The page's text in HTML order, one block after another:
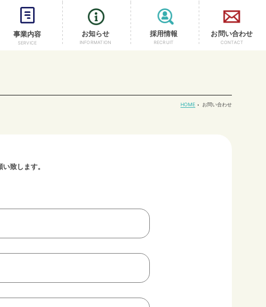
事業内容
SERVICE
お知らせ
INFORMATION
採用情報
RECRUIT
お問い合わせ
CONTACT
HOME お問い合わせ
致します。